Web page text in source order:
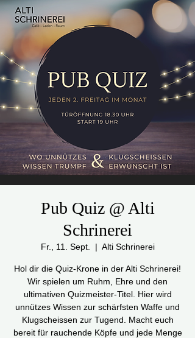
Pub Quiz @ Alti
Schrinerei
Fr., 11. Sept.
  |
Alti Schrinerei
Hol dir die Quiz-Krone in der Alti Schrinerei!
Wir spielen um Ruhm, Ehre und den
ultimativen Quizmeister-Titel. Hier wird
unnützes Wissen zur schärfsten Waffe und
Klugscheissen zur Tugend. Macht euch
bereit für rauchende Köpfe und jede Menge